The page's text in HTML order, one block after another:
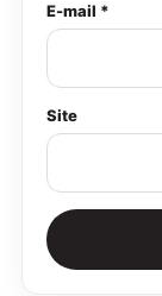
E-mail *
Site